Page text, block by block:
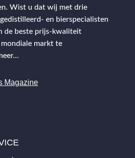
Wist u dat wij met drie
en bierspecialisten
de beste prijs-kwaliteit
markt te
Magazine